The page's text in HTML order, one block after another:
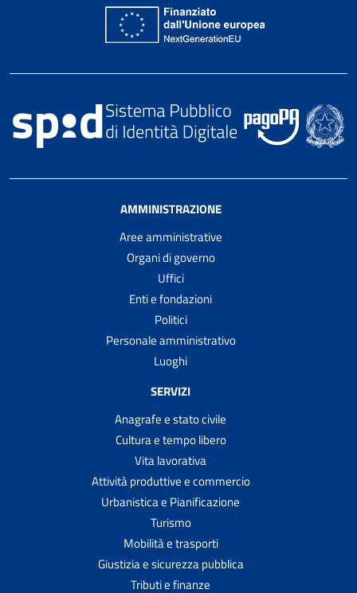
AMMINISTRAZIONE
Aree amministrative
Organi di governo
Uffici
Enti e fondazioni
Politici
Personale amministrativo
Luoghi
SERVIZI
Anagrafe e stato civile
Cultura e tempo libero
Vita lavorativa
Attività produttive e commercio
Urbanistica e Pianificazione
Turismo
Mobilità e trasporti
Giustizia e sicurezza pubblica
Tributi e finanze